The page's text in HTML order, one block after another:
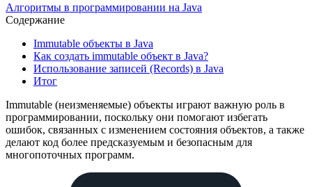
Алгоритмы в программировании на Java
Содержание
Immutable объекты в Java
Как создать immutable объект в Java?
Использование записей (Records) в Java
Итог
Immutable (неизменяемые) объекты играют важную роль в
программировании, поскольку они помогают избегать
ошибок, связанных с изменением состояния объектов, а также
делают код более предсказуемым и безопасным для
многопоточных программ.